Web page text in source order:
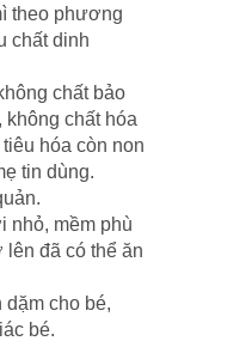
theo phương
chất dinh
chất bảo
không chất hóa
hóa còn non
tin dùng.
nhỏ, mềm phù
lên đã có thể ăn
dặm cho bé,
bé.